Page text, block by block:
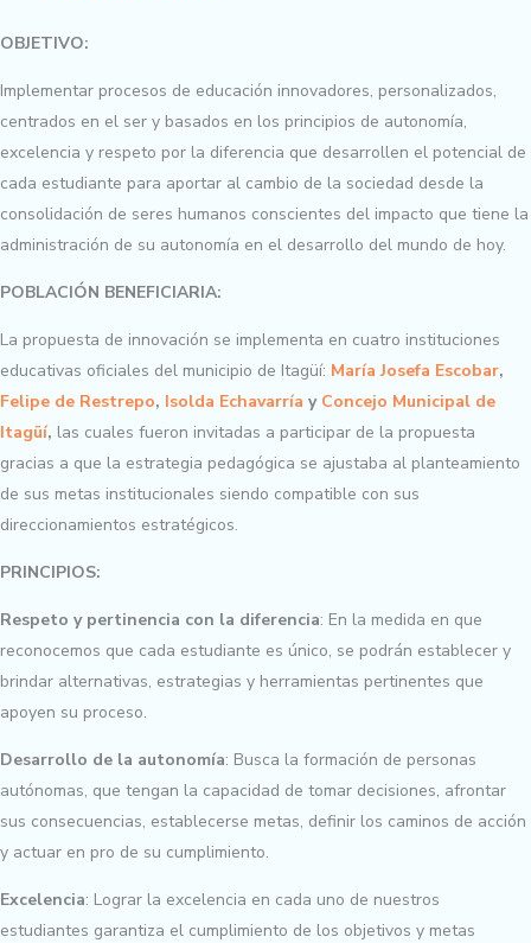
OBJETIVO:
Implementar procesos de educación innovadores, personalizados,
centrados en el ser y basados en los principios de autonomía,
excelencia y respeto por la diferencia que desarrollen el potencial de
cada estudiante para aportar al cambio de la sociedad desde la
consolidación de seres humanos conscientes del impacto que tiene la
administración de su autonomía en el desarrollo del mundo de hoy.
POBLACIÓN BENEFICIARIA:
La propuesta de innovación se implementa en cuatro instituciones
educativas oficiales del municipio de Itagüí: María Josefa Escobar,
Felipe de Restrepo, Isolda Echavarría y Concejo Municipal de
Itagüí, las cuales fueron invitadas a participar de la propuesta
gracias a que la estrategia pedagógica se ajustaba al planteamiento
de sus metas institucionales siendo compatible con sus
direccionamientos estratégicos.
PRINCIPIOS:
Respeto y pertinencia con la diferencia: En la medida en que
reconocemos que cada estudiante es único, se podrán establecer y
brindar alternativas, estrategias y herramientas pertinentes que
apoyen su proceso.
Desarrollo de la autonomía: Busca la formación de personas
autónomas, que tengan la capacidad de tomar decisiones, afrontar
sus consecuencias, establecerse metas, definir los caminos de acción
y actuar en pro de su cumplimiento.
Excelencia: Lograr la excelencia en cada uno de nuestros
estudiantes garantiza el cumplimiento de los objetivos y metas